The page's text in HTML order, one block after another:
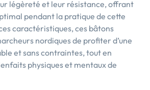
légèreté et leur résistance, offrant
pendant la pratique de cette
caractéristiques, ces bâtons
nordiques de profiter d’une
et sans contraintes, tout en
physiques et mentaux de